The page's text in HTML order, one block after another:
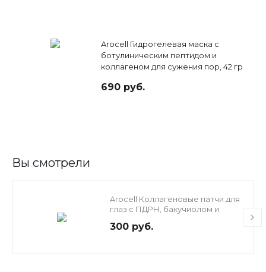
Arocell Гидрогелевая маска с
ботулиническим пептидом и
коллагеном для сужения пор, 42 гр
690 руб.
Вы смотрели
Arocell Коллагеновые патчи для
глаз с ПДРН, бакучиолом и
300 руб.